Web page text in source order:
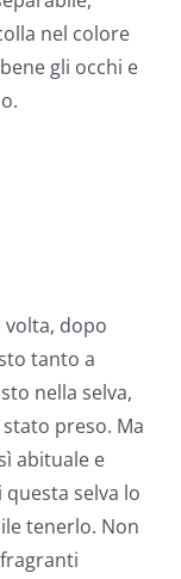
nel colore
gli occhi e
volta, dopo
tanto a
nella selva,
preso. Ma
abituale e
selva lo
tenerlo. Non